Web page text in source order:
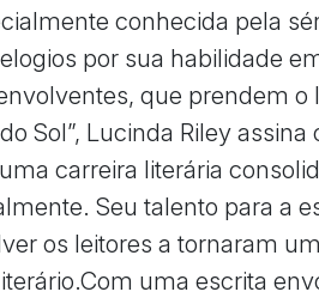
conhecida pela
por sua habilidade
que prendem o
Sol”, Lucinda Riley
carreira literária
Seu talento para a
os leitores a tornaram
uma escrita